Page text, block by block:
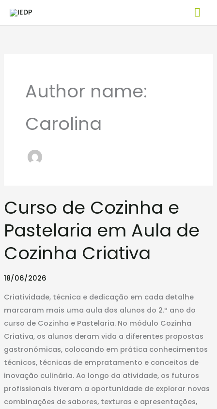
Author name:
Carolina
Curso de Cozinha e
Pastelaria em Aula de
Cozinha Criativa
18/06/2026
Criatividade, técnica e dedicação em cada detalhe
marcaram mais uma aula dos alunos do 2.º ano do
curso de Cozinha e Pastelaria. No módulo Cozinha
Criativa, os alunos deram vida a diferentes propostas
gastronómicas, colocando em prática conhecimentos
técnicos, técnicas de empratamento e conceitos de
inovação culinária. Ao longo da atividade, os futuros
profissionais tiveram a oportunidade de explorar novas
combinações de sabores, texturas e apresentações,
de
e
Pastelaria
em
de
Cozinha
Criativa